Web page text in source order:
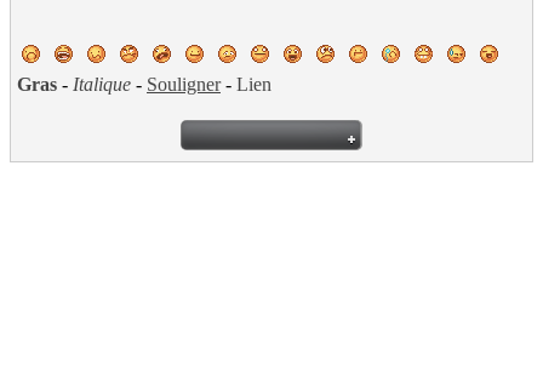
Gras - Italique - Souligner- Lien